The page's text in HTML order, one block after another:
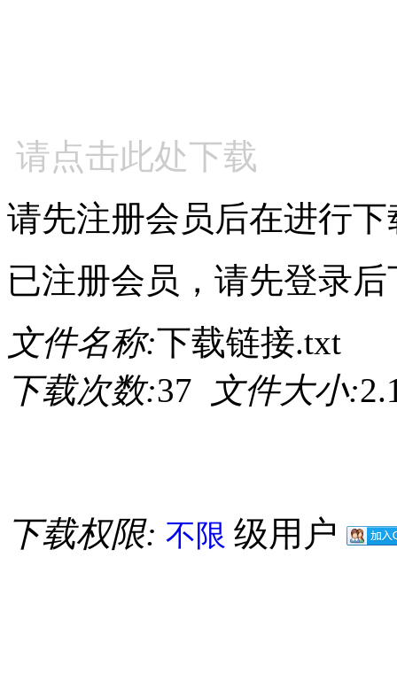
请点击此处下载
请先注册会员后在进行下
已注册会员，请先登录后
文件名称:下载链接.txt
下载次数:37 文件大小:
下载权限: 不限 级用户